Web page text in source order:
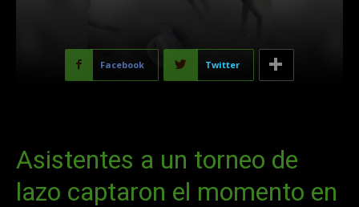
Facebook Twitter
Asistentes a un torneo de
lazo captaron el momento en